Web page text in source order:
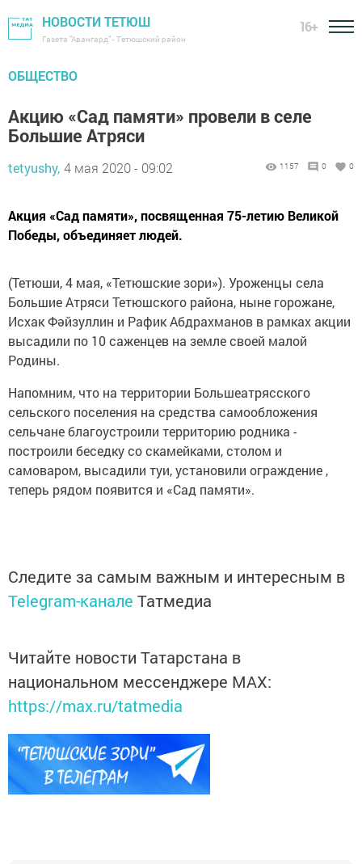
НОВОСТИ ТЕТЮШ
Газета "Авангард" - Тетюшский район
16+
ОБЩЕСТВО
Акцию «Сад памяти» провели в селе
Большие Атряси
tetyushy, 4 мая 2020 - 09:02 1157 0 0
Акция «Сад памяти», посвященная 75-летию Великой
Победы, объединяет людей.
(Тетюши, 4 мая, «Тетюшские зори»). Уроженцы села
Большие Атряси Тетюшского района, ныне горожане,
Исхак Фәйзуллин и Рафик Абдрахманов в рамках акции
высадили по 10 саженцев на земле своей малой
Родины.
Напомним, что на территории Большеатрясского
сельского поселения на средства самообложения
сельчане благоустроили территорию родника -
построили беседку со скамейками, столом и
самоваром, высадили туи, установили ограждение ,
теперь рядом появится и «Сад памяти».
Следите за самым важным и интересным в
Telegram-канале Татмедиа
Читайте новости Татарстана в
национальном мессенджере MАХ:
https://max.ru/tatmedia